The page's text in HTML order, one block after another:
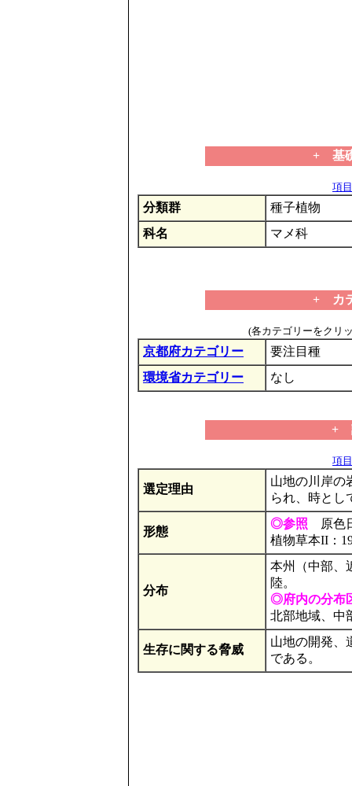
+ 基
項
分類群
種子植物
科名
マメ科
+ カ
(各カテゴリーをクリ
京都府カテゴリー
要注目種
環境省カテゴリー
なし
+
項
選定理由
山地の川岸の
られ、時とし
形態
◎参照 原色
植物草本II：
分布
本州（中部、
陸。
◎府内の分布
北部地域、中
生存に関する脅威
山地の開発、
である。